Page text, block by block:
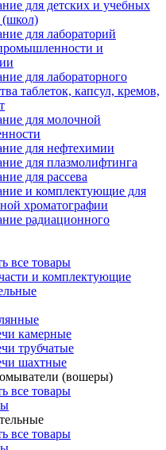
для детских и учебных
(школ)
для лабораторий
и
для лабораторного
таблеток, капсул, кремов,
для молочной
для нефтехимии
для плазмолифтинга
для рассева
и комплектующие для
хроматографии
радиационного
все товары
и комплектующие
камерные
трубчатые
шахтные
(вошеры)
все товары
все товары